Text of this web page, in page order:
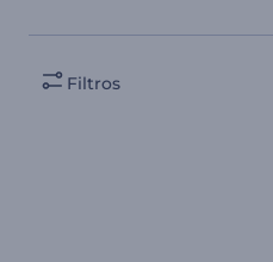
Filtros